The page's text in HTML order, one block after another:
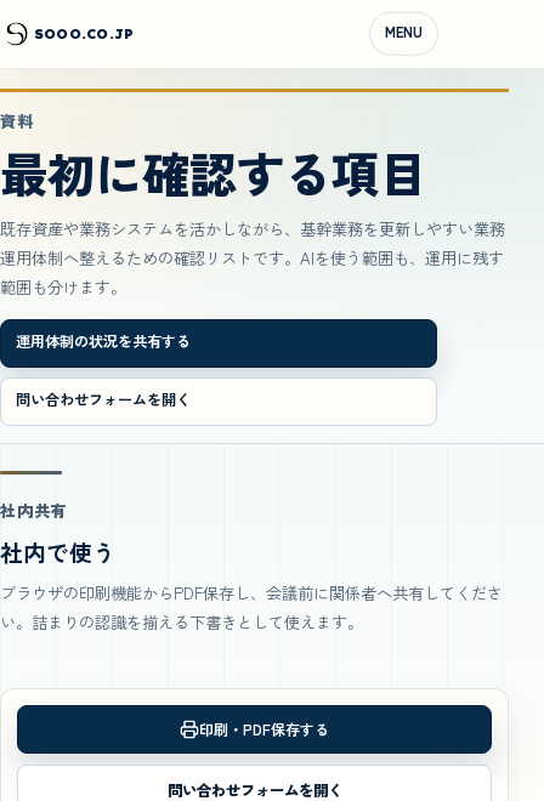
SOOO.CO.JP MENU
資料
最初に確認する項目
既存資産や業務システムを活かしながら、基幹業務を更新しやすい業務
運用体制へ整えるための確認リストです。AIを使う範囲も、運用に残す
範囲も分けます。
運用体制の状況を共有する
問い合わせフォームを開く
社内共有
社内で使う
ブラウザの印刷機能からPDF保存し、会議前に関係者へ共有してくださ
い。詰まりの認識を揃える下書きとして使えます。
印刷・PDF保存する
問い合わせフォームを開く